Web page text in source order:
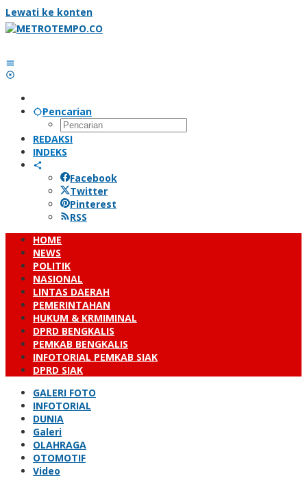
Lewati ke konten
Pencarian
REDAKSI
INDEKS
Facebook
Twitter
Pinterest
RSS
HOME
NEWS
POLITIK
NASIONAL
LINTAS DAERAH
PEMERINTAHAN
HUKUM & KRMIMINAL
DPRD BENGKALIS
PEMKAB BENGKALIS
INFOTORIAL PEMKAB SIAK
DPRD SIAK
GALERI FOTO
INFOTORIAL
DUNIA
Galeri
OLAHRAGA
OTOMOTIF
Video